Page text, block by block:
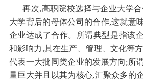
再次,高职院校选择与企业大学
大学背后的母体公司的合作,这就意
企业达成了合作。所谓典型是指该
和影响力,其在生产、管理、文化等
代表一大批同类企业的发展方向;所
量巨大并且以其为核心,汇聚众多的